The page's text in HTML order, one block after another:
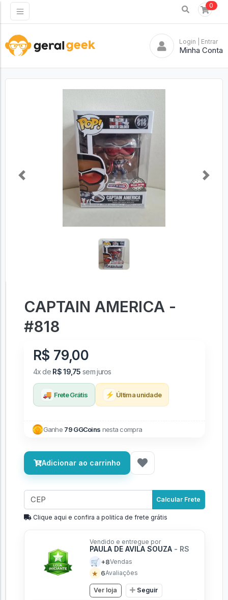
0
Login | Entrar
Minha Conta
Previous Next
CAPTAIN AMERICA -
#818
R$ 79,00
4x de R$ 19,75 sem juros
🚚 Frete Grátis ⚡ Última unidade
Ganhe 79 GGCoins nesta compra
Adicionar ao carrinho
Calcular Frete
Clique aqui e confira a politíca de frete grátis
Vendido e entregue por
PAULA DE AVILA SOUZA - RS
🛒 +8Vendas
★ 6Avaliações
Ver loja Seguir